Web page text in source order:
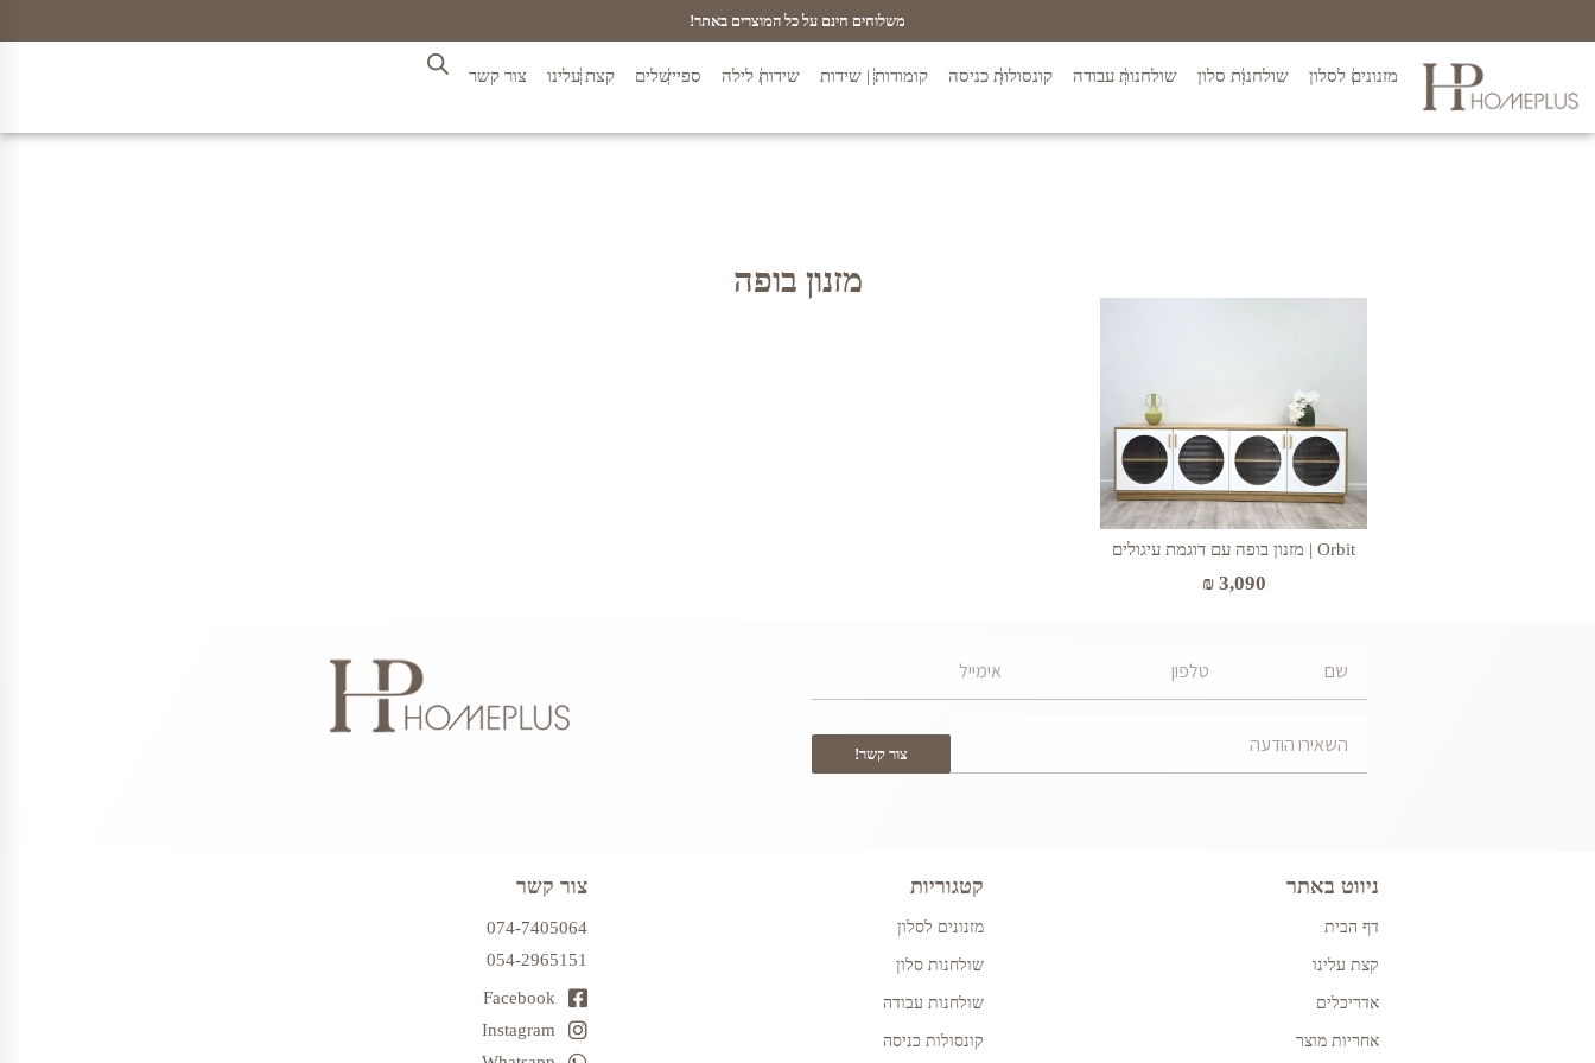
משלוחים חינם על כל המוצרים באתר!
מזנונים לסלון שולחנות סלון שולחנות עבודה קונסולות כניסה קומודות | שידות שידות לילה ספיישלים קצת עלינו צור קשר
מזנון בופה
Orbit | מזנון בופה עם דוגמת עיגולים
₪3,090
צור קשר!
ניווט באתר
דף הבית
קצת עלינו
אדריכלים
אחריות מוצר
קטגוריות
מזנונים לסלון
שולחנות סלון
שולחנות עבודה
קונסולות כניסה
צור קשר
074-7405064
054-2965151
Facebook
Instagram